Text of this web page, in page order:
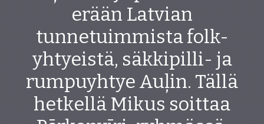
erään Latvian
tunnetuimmista folk-
yhtyeistä, säkkipilli- ja
rumpuyhtye Auļin. Tällä
hetkellä Mikus soittaa